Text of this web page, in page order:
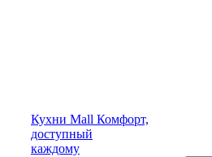
Кухни Mall Комфорт,
доступный
каждому